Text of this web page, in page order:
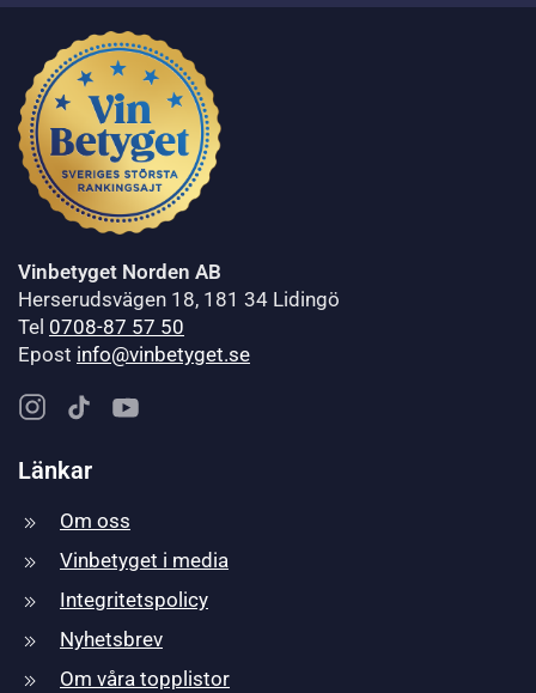
Vinbetyget Norden AB
Herserudsvägen 18, 181 34 Lidingö
Tel 0708-87 57 50
Epost info@vinbetyget.se
Länkar
Om oss
Vinbetyget i media
Integritetspolicy
Nyhetsbrev
Om våra topplistor